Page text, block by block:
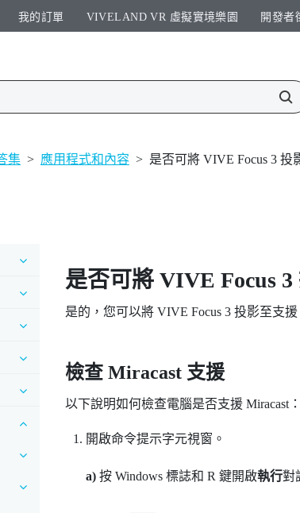
我的訂單 VIVELAND VR 虛擬實境樂園​ 開發者
集 > 應用程式和內容 > 是否可將 VIVE Focus 3 投
是否可將 VIVE Focus 3
是的，您可以將 VIVE Focus 3投影至支援
檢查 Miracast支援
以下說明如何檢查電腦是否支援 Miracast：
開啟命令提示字元視窗。
a)按 Windows 標誌和 R 鍵開啟執行對